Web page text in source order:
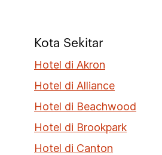
Kota Sekitar
Hotel di Akron
Hotel di Alliance
Hotel di Beachwood
Hotel di Brookpark
Hotel di Canton